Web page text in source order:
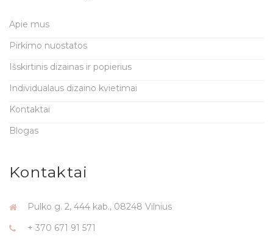
Apie mus
Pirkimo nuostatos
Išskirtinis dizainas ir popierius
Individualaus dizaino kvietimai
Kontaktai
Blogas
Kontaktai
Pulko g. 2, 444 kab., 08248 Vilnius
+ 370 671 91 571